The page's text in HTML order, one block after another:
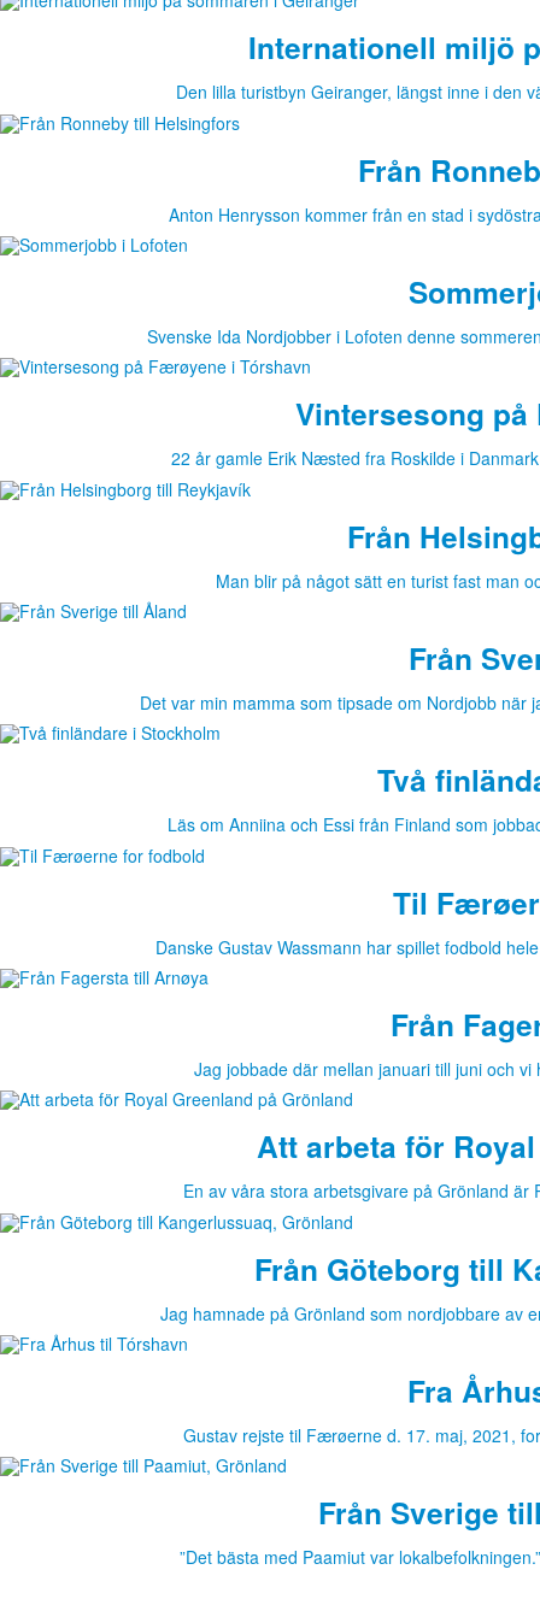
Internationell miljö
Den lilla turistbyn Geiranger, längst inne i den
Från
Anton Henrysson kommer från en stad i
Svenske Ida Nordjobber i Lofoten denne
Vintersesong
22 år gamle Erik Næsted fra Roskilde i
Från
Man blir på något sätt en turist fast man
Från
Det var min mamma som tipsade om Nordjobb
Två
Läs om Anniina och Essi från Finland som
Til
Danske Gustav Wassmann har spillet fodbold
Från
Jag jobbade där mellan januari till juni och
Att arbeta för
En av våra stora arbetsgivare på Grönland
Från Göteborg till
Jag hamnade på Grönland som nordjobbare av
Fra
Gustav rejste til Færøerne d. 17. maj, 2021,
Från Sverige
”Det bästa med Paamiut var